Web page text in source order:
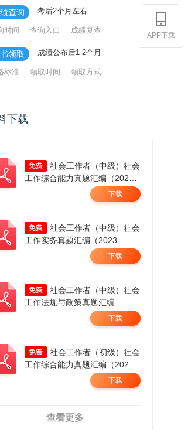
查询 考后2个月左右
时间 查询入口 成绩复查
领取 成绩公布后1-2个月
标准 领取时间 领取方式
下载
社会工作者（中级）社会
工作综合能力真题汇编（2023-
下载
社会工作者（中级）社会
工作实务真题汇编（2023-
下载
社会工作者（中级）社会
工作法规与政策真题汇编
（2023-2025）.pdf
下载
社会工作者（初级）社会
工作综合能力真题汇编（2023-
下载
查看更多
APP下载